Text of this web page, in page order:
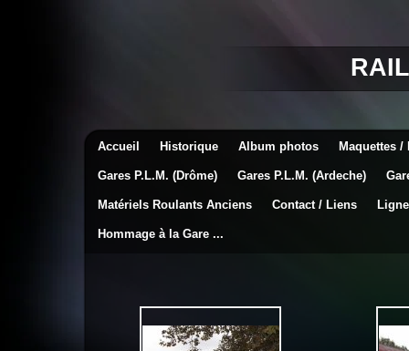
Accueil Historique Album photos Maquettes
Gares P.L.M. (Drôme) Gares P.L.M. (Ardeche)
Matériels Roulants Anciens Contact / Liens
Hommage à la Gare ...